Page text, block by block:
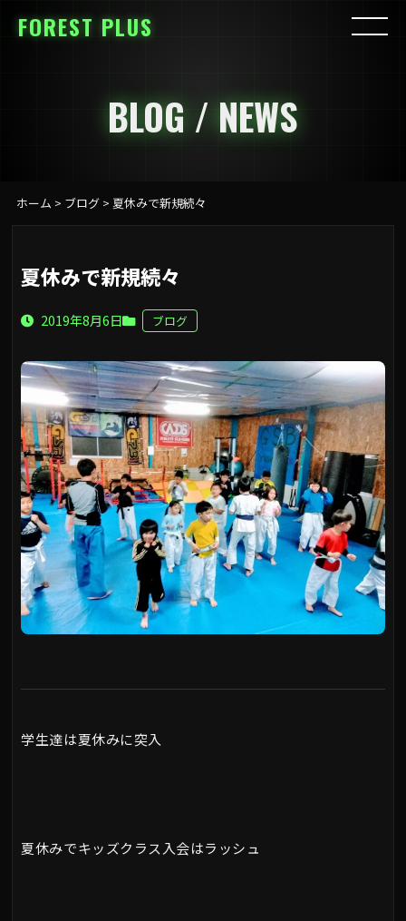
FOREST PLUS
BLOG / NEWS
ホーム > ブログ> 夏休みで新規続々
夏休みで新規続々
2019年8月6日 ブログ
学生達は夏休みに突入
夏休みでキッズクラス入会はラッシュ